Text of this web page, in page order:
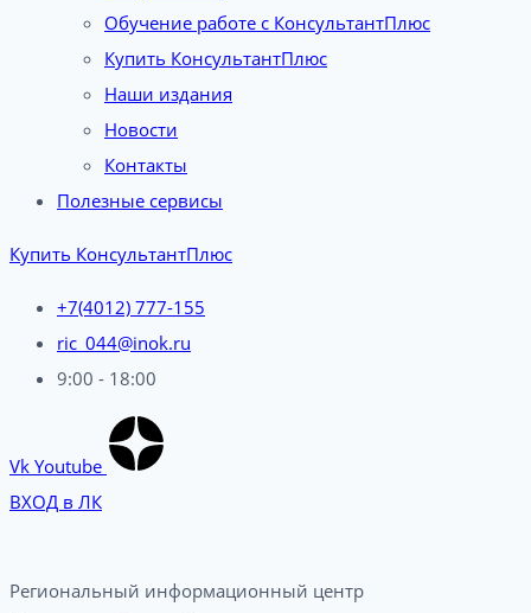
Обучение работе с КонсультантПлюс
Купить КонсультантПлюс
Наши издания
Новости
Контакты
Полезные сервисы
Купить КонсультантПлюс
+7(4012) 777-155
ric_044@inok.ru
9:00 - 18:00
Vk Youtube
ВХОД в ЛК
Региональный информационный центр